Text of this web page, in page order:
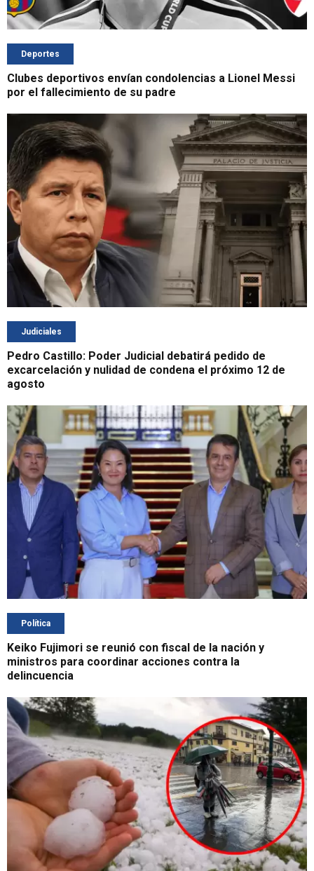
Deportes
Clubes deportivos envían condolencias a Lionel Messi
por el fallecimiento de su padre
Judiciales
Pedro Castillo: Poder Judicial debatirá pedido de
excarcelación y nulidad de condena el próximo 12 de
agosto
Política
Keiko Fujimori se reunió con fiscal de la nación y
ministros para coordinar acciones contra la
delincuencia